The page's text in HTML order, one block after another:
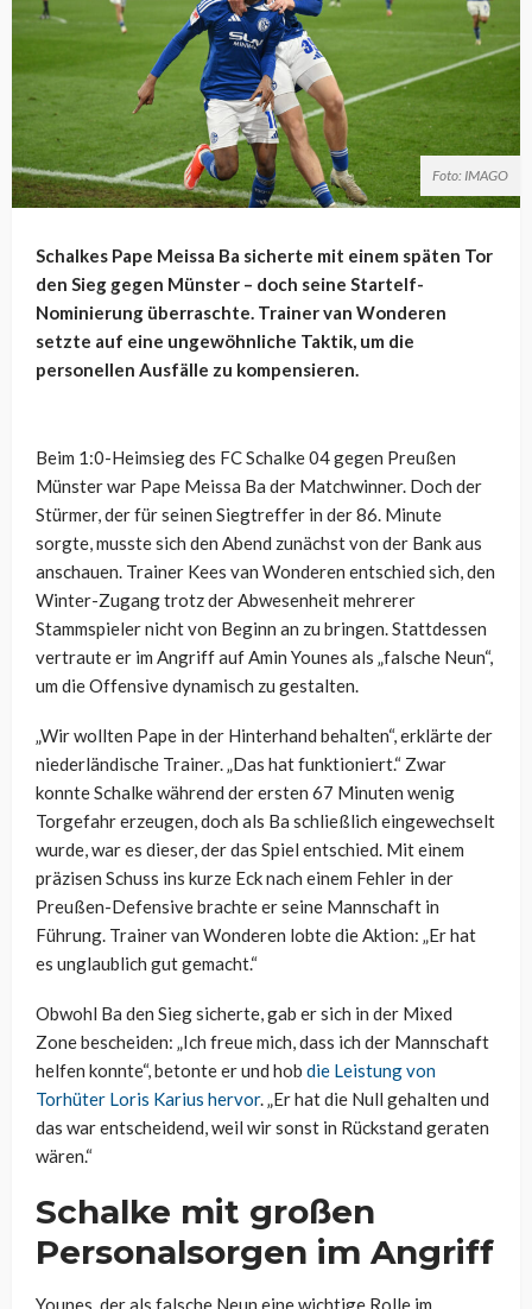
Foto: IMAGO
Schalkes Pape Meissa Ba sicherte mit einem späten Tor
den Sieg gegen Münster – doch seine Startelf-
Nominierung überraschte. Trainer van Wonderen
setzte auf eine ungewöhnliche Taktik, um die
personellen Ausfälle zu kompensieren.
Beim 1:0-Heimsieg des FC Schalke 04 gegen Preußen
Münster war Pape Meissa Ba der Matchwinner. Doch der
Stürmer, der für seinen Siegtreffer in der 86. Minute
sorgte, musste sich den Abend zunächst von der Bank aus
anschauen. Trainer Kees van Wonderen entschied sich, den
Winter-Zugang trotz der Abwesenheit mehrerer
Stammspieler nicht von Beginn an zu bringen. Stattdessen
vertraute er im Angriff auf Amin Younes als „falsche Neun“,
um die Offensive dynamisch zu gestalten.
„Wir wollten Pape in der Hinterhand behalten“, erklärte der
niederländische Trainer. „Das hat funktioniert.“ Zwar
konnte Schalke während der ersten 67 Minuten wenig
Torgefahr erzeugen, doch als Ba schließlich eingewechselt
wurde, war es dieser, der das Spiel entschied. Mit einem
präzisen Schuss ins kurze Eck nach einem Fehler in der
Preußen-Defensive brachte er seine Mannschaft in
Führung. Trainer van Wonderen lobte die Aktion: „Er hat
es unglaublich gut gemacht.“
Obwohl Ba den Sieg sicherte, gab er sich in der Mixed
Zone bescheiden: „Ich freue mich, dass ich der Mannschaft
helfen konnte“, betonte er und hob die Leistung von
Torhüter Loris Karius hervor. „Er hat die Null gehalten und
das war entscheidend, weil wir sonst in Rückstand geraten
wären.“
Schalke mit großen
Personalsorgen im Angriff
Younes, der als falsche Neun eine wichtige Rolle im